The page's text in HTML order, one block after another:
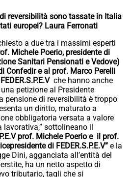
reversibilità sono tassate in Italia
europei? Laura Ferronati
a due tra i massimi esperti
Michele Poerio, presidente di
Sanitari Pensionati e Vedove)
Confedir e al prof. Marco Perelli
che hanno anche
petizione al Presidente
pensione di reversibilità è troppo
un diritto, maturato a
obbligatoria versata a valore
lavorativa,” sottolineano il
prof. Michele Poerio e il prof.
di FEDER.S.P.E.V” e la
Dini, agganciata all’entità del
ha un netto aspetto di
tributario, tagli che si